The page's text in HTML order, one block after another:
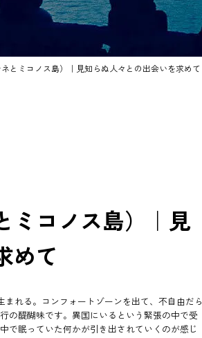
とミコノス島）｜見知らぬ人々との出会いを求めて
ミコノス島）｜見
めて
れる。コンフォートゾーンを出て、不自由だら
の醍醐味です。異国にいるという緊張の中で受
で眠っていた何かが引き出されていくのが感じ